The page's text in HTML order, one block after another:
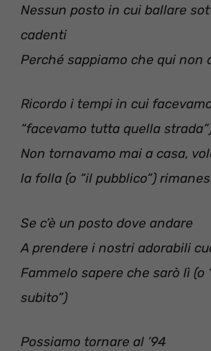
Nessun posto in cui ballare
cadenti
Perché sappiamo che qui non
Ricordo i tempi in cui
“facevamo tutta quella
Non tornavamo mai a casa,
la folla (o “il pubblico”)
Se c’è un posto dove andare
A prendere i nostri adorabili
Fammelo sapere che sarò lì (o
subito”)
Possiamo tornare al ’94